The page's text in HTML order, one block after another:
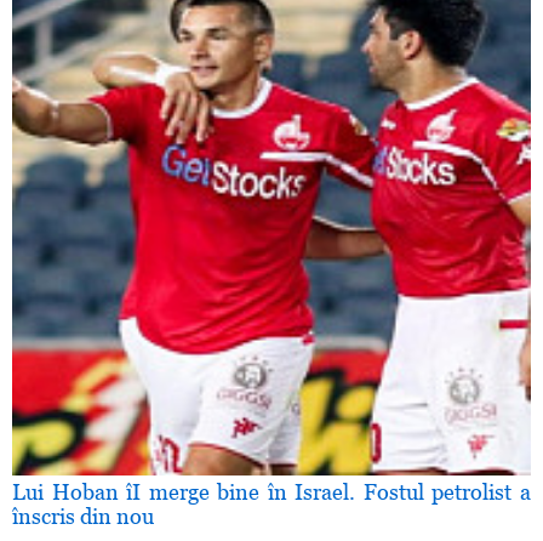
Lui Hoban îI merge bine în Israel. Fostul petrolist a
înscris din nou